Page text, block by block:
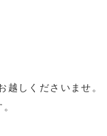
しくださいませ。